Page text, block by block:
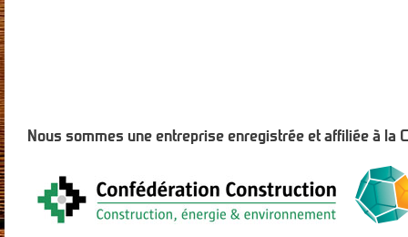
Nous sommes une entreprise enregistrée et affiliée à la